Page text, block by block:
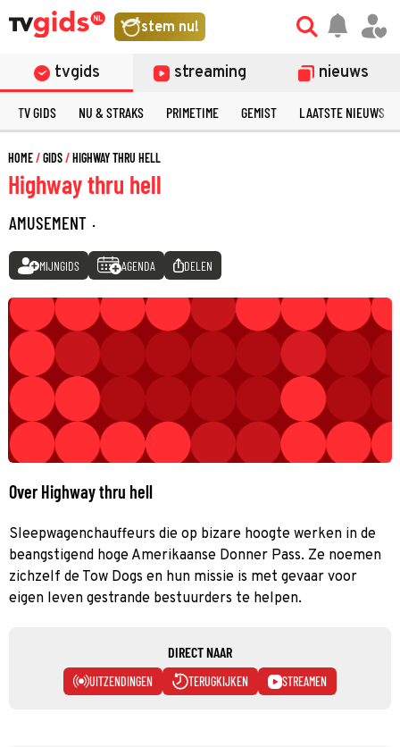
stem nu!
tvgids streaming nieuws
TV GIDS NU & STRAKS PRIMETIME GEMIST LAATSTE NIEUWS
HOME GIDS HIGHWAY THRU HELL
Highway thru hell
AMUSEMENT ·
MIJNGIDS AGENDA DELEN
Over Highway thru hell
Sleepwagenchauffeurs die op bizare hoogte werken in de
beangstigend hoge Amerikaanse Donner Pass. Ze noemen
zichzelf de Tow Dogs en hun missie is met gevaar voor
eigen leven gestrande bestuurders te helpen.
DIRECT NAAR
UITZENDINGEN TERUGKIJKEN STREAMEN